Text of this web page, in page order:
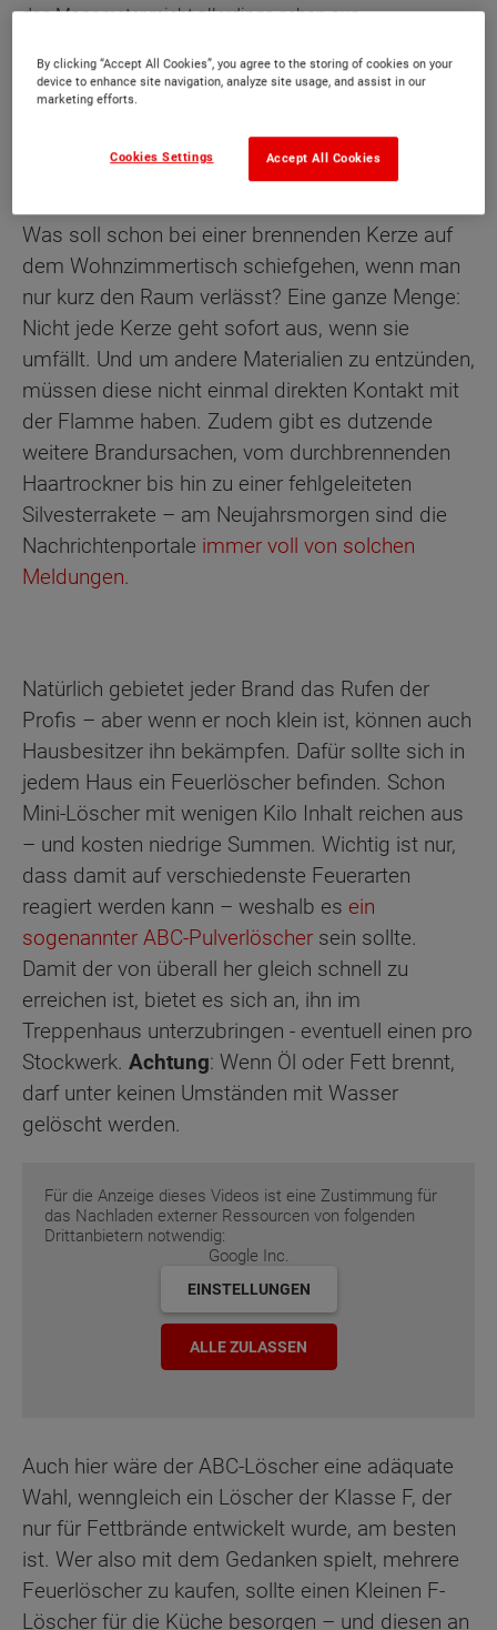
das Manometer reicht allerdings schon aus.
Feuerlöscher
Feuerwehren und Versicherer warnen immer
wieder: Niemals offenes Feuer unbeaufsichtigt
Was soll schon bei einer brennenden Kerze auf
dem Wohnzimmertisch schiefgehen, wenn man
nur kurz den Raum verlässt? Eine ganze Menge:
Nicht jede Kerze geht sofort aus, wenn sie
umfällt. Und um andere Materialien zu entzünden,
müssen diese nicht einmal direkten Kontakt mit
der Flamme haben. Zudem gibt es dutzende
weitere Brandursachen, vom durchbrennenden
Haartrockner bis hin zu einer fehlgeleiteten
Silvesterrakete – am Neujahrsmorgen sind die
Nachrichtenportale immer voll von solchen
Meldungen.
Natürlich gebietet jeder Brand das Rufen der
Profis – aber wenn er noch klein ist, können auch
Hausbesitzer ihn bekämpfen. Dafür sollte sich in
jedem Haus ein Feuerlöscher befinden. Schon
Mini-Löscher mit wenigen Kilo Inhalt reichen aus
– und kosten niedrige Summen. Wichtig ist nur,
dass damit auf verschiedenste Feuerarten
reagiert werden kann – weshalb es ein
sogenannter ABC-Pulverlöscher sein sollte.
Damit der von überall her gleich schnell zu
erreichen ist, bietet es sich an, ihn im
Treppenhaus unterzubringen - eventuell einen pro
Stockwerk. Achtung: Wenn Öl oder Fett brennt,
darf unter keinen Umständen mit Wasser
gelöscht werden.
Für die Anzeige dieses Videos ist eine Zustimmung für
das Nachladen externer Ressourcen von folgenden
Drittanbietern notwendig:
Google Inc.
EINSTELLUNGEN
ALLE ZULASSEN
Auch hier wäre der ABC-Löscher eine adäquate
Wahl, wenngleich ein Löscher der Klasse F, der
nur für Fettbrände entwickelt wurde, am besten
ist. Wer also mit dem Gedanken spielt, mehrere
Feuerlöscher zu kaufen, sollte einen Kleinen F-
Löscher für die Küche besorgen – und diesen an
By clicking “Accept All Cookies”, you agree to the storing of cookies on your
device to enhance site navigation, analyze site usage, and assist in our
marketing efforts.
Accept All Cookies
Cookies Settings